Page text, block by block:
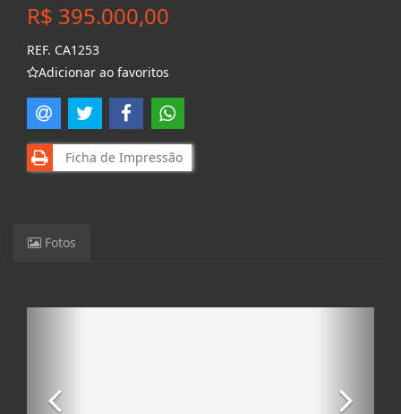
R$ 395.000,00
REF. CA1253
Adicionar ao favoritos
Ficha de Impressão
Fotos